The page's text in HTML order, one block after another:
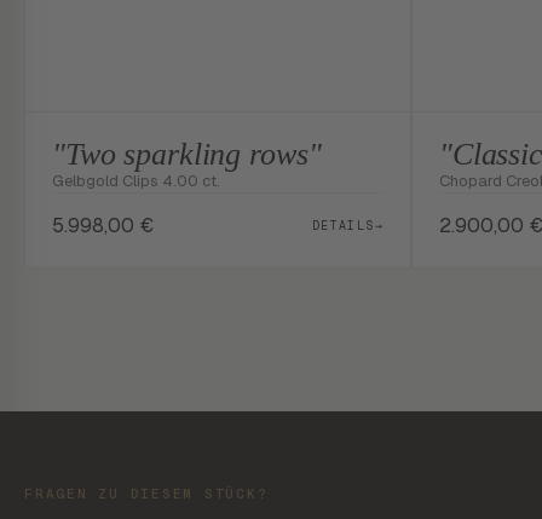
"Two sparkling rows"
Gelbgold Clips 4.00 ct.
5.998,00 € DETAILS→
Chopard
2.900,00 €
FRAGEN ZU DIESEM STÜCK?